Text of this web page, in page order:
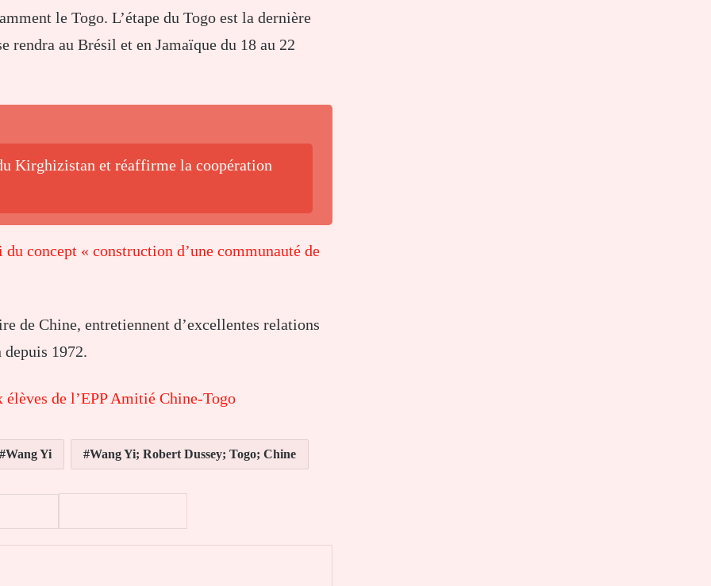
le Togo. L’étape du Togo est la dernière
rendra au Brésil et en Jamaïque du 18 au 22
Kirghizistan et réaffirme la coopération
concept « construction d’une communauté de
de Chine, entretiennent d’excellentes relations
1972.
de l’EPP Amitié Chine-Togo
Wang Yi Wang Yi; Robert Dussey; Togo; Chine